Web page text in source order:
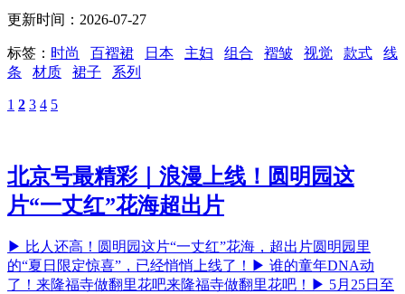
更新时间：2026-07-27
标签： 时尚 百褶裙 日本 主妇 组合 褶皱 视觉 款式
线
条
材质 裙子 系列
1 2 3 4 5
北京号最精彩｜浪漫上线！圆明园这
片“一丈红”花海超出片
▶ 比人还高！圆明园这片“一丈红”花海，超出片圆明园里
的“夏日限定惊喜”，已经悄悄上线了！▶ 谁的童年DNA动
了！来隆福寺做翻里花吧来隆福寺做翻里花吧！▶ 5月25日至